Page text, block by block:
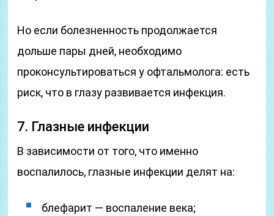
Но если болезненность продолжается
дольше пары дней, необходимо
проконсультироваться у офтальмолога: есть
риск, что в глазу развивается инфекция.
7. Глазные инфекции
В зависимости от того, что именно
воспалилось, глазные инфекции делят на:
блефарит — воспаление века;